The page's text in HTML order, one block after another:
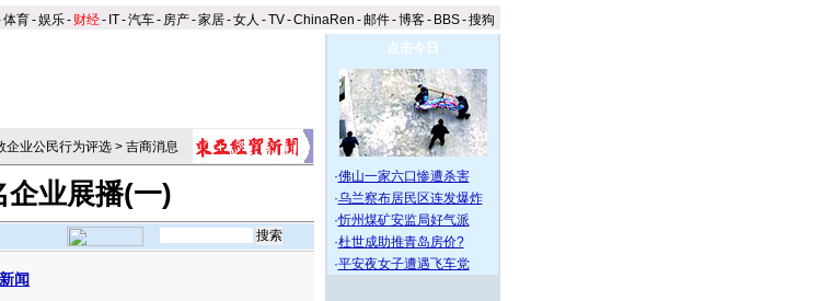
体育-娱乐- 财经- IT-汽车- 房产-家居-女人 -TV-ChinaRen -邮件-博客- BBS-搜狗
企业公民行为评选 > 吉商消息
企业展播(一)
闻
点击今日
·佛山一家六口惨遭杀害
·乌兰察布居民区连发爆炸
·忻州煤矿安监局好气派
·杜世成助推青岛房价?
·平安夜女子遭遇飞车党